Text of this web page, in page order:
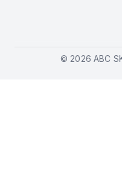
© 2026 ABC